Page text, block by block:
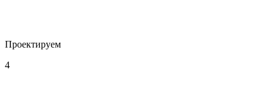
Проектируем
4